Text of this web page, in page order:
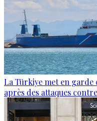
La Türkiye met en garde
après des attaques